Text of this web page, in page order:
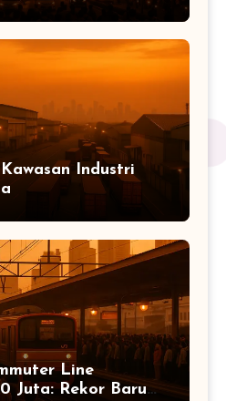
Industri
Line
Juta: Rekor Baru